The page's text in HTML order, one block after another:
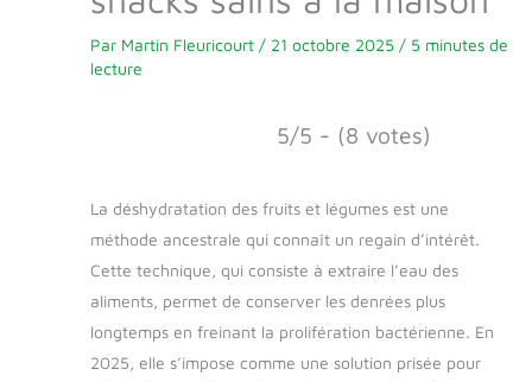
Par Martin Fleuricourt / 21 octobre 2025 / 5 minutes de
lecture
5/5 - (8 votes)
La déshydratation des fruits et légumes est une
méthode ancestrale qui connaît un regain d’intérêt.
Cette technique, qui consiste à extraire l’eau des
aliments, permet de conserver les denrées plus
longtemps en freinant la prolifération bactérienne. En
2025, elle s’impose comme une solution prisée pour